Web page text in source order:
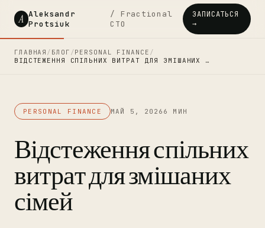
A Aleksandr
Protsiuk
/ Fractional
CTO
ЗАПИСАТЬСЯ
→
ГЛАВНАЯ / БЛОГ /PERSONAL FINANCE /
ВІДСТЕЖЕННЯ СПІЛЬНИХ ВИТРАТ ДЛЯ ЗМІШАНИХ …
PERSONAL FINANCE МАЙ 5, 2026 6 МИН
Відстеження спільних
витрат для змішаних
сімей